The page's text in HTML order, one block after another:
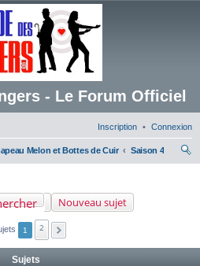
- Le Forum Officiel
Connexion
Inscription
Melon et Bottes de Cuir
Saison 4
Nouveau sujet
1 2
Sujets